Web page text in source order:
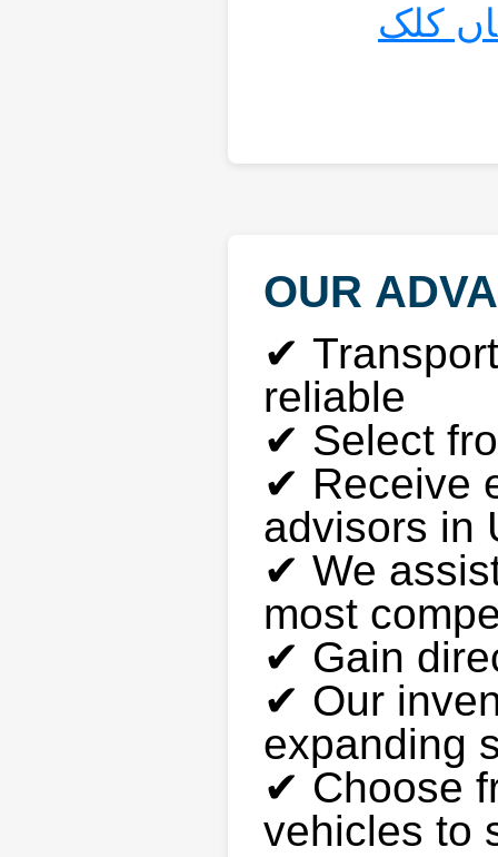
کلک
OUR
✔
reliable
✔ Select
✔ Receive
advisors in
✔ We
most
✔ Gain
✔ Our
expanding
✔ Choose
vehicles to